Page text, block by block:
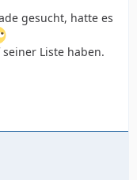
gesucht, hatte es
Liste haben.